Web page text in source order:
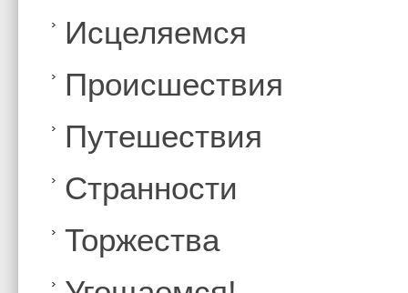
Иcцеляемся
Происшествия
Путешествия
Странности
Торжества